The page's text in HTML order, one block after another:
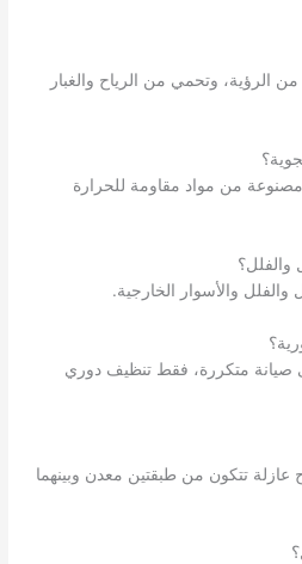
الرؤية، وتحمي من الرياح والغبار
مصنوعة من مواد مقاومة للحرارة
والفلل؟
والأسوار الخارجية.
صيانة متكررة، فقط تنظيف دوري
عازلة تتكون من طبقتين معدن وبينهما